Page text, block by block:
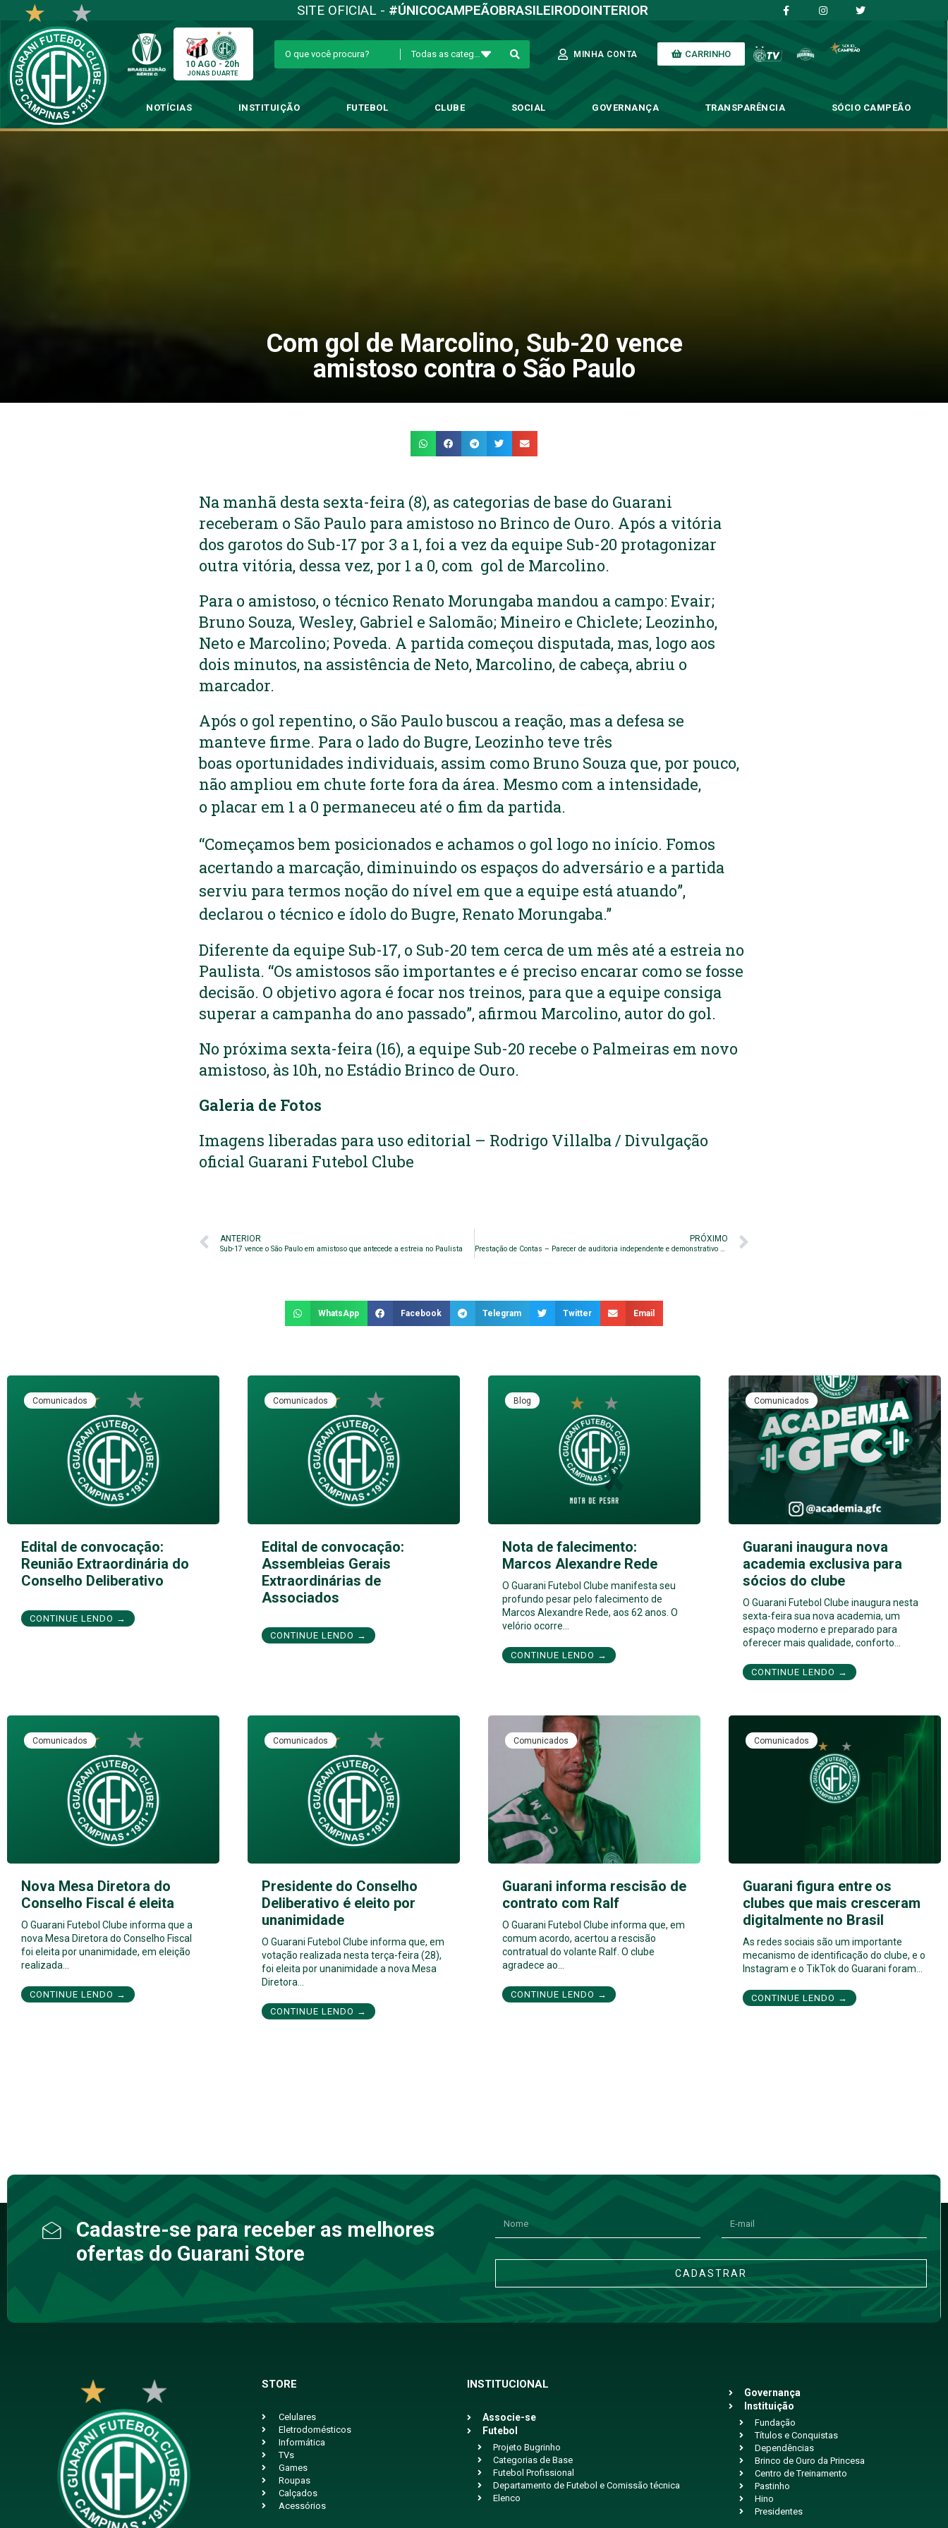
SITE OFICIAL - #ÚNICOCAMPEÃOBRASILEIRODOINTERIOR
10 AGO - 20h
JONAS DUARTE
MINHA CONTA CARRINHO
NOTÍCIAS INSTITUIÇÃO FUTEBOL CLUBE SOCIAL GOVERNANÇA TRANSPARÊNCIA SÓCIO CAMPEÃO
Com gol de Marcolino, Sub-20 vence
amistoso contra o São Paulo
Na manhã desta sexta-feira (8), as categorias de base do Guarani
receberam o São Paulo para amistoso no Brinco de Ouro. Após a vitória
dos garotos do Sub-17 por 3 a 1, foi a vez da equipe Sub-20 protagonizar
outra vitória, dessa vez, por 1 a 0, com gol de Marcolino.
Para o amistoso, o técnico Renato Morungaba mandou a campo: Evair;
Bruno Souza, Wesley, Gabriel e Salomão; Mineiro e Chiclete; Leozinho,
Neto e Marcolino; Poveda. A partida começou disputada, mas, logo aos
dois minutos, na assistência de Neto, Marcolino, de cabeça, abriu o
marcador.
Após o gol repentino, o São Paulo buscou a reação, mas a defesa se
manteve firme. Para o lado do Bugre, Leozinho teve três
boas oportunidades individuais, assim como Bruno Souza que, por pouco,
não ampliou em chute forte fora da área. Mesmo com a intensidade,
o placar em 1 a 0 permaneceu até o fim da partida.
“Começamos bem posicionados e achamos o gol logo no início. Fomos
acertando a marcação, diminuindo os espaços do adversário e a partida
serviu para termos noção do nível em que a equipe está atuando”,
declarou o técnico e ídolo do Bugre, Renato Morungaba.”
Diferente da equipe Sub-17, o Sub-20 tem cerca de um mês até a estreia no
Paulista. “Os amistosos são importantes e é preciso encarar como se fosse
decisão. O objetivo agora é focar nos treinos, para que a equipe consiga
superar a campanha do ano passado”, afirmou Marcolino, autor do gol.
No próxima sexta-feira (16), a equipe Sub-20 recebe o Palmeiras em novo
amistoso, às 10h, no Estádio Brinco de Ouro.
Galeria de Fotos
Imagens liberadas para uso editorial – Rodrigo Villalba / Divulgação
oficial Guarani Futebol Clube
ANTERIOR
Sub-17 vence o São Paulo em amistoso que antecede a estreia no Paulista
PRÓXIMO
Prestação de Contas – Parecer de auditoria independente e demonstrativo financeiro
WhatsApp Facebook Telegram Twitter Email
Comunicados
Edital de convocação:
Reunião Extraordinária do
Conselho Deliberativo
CONTINUE LENDO →
Comunicados
Edital de convocação:
Assembleias Gerais
Extraordinárias de
Associados
CONTINUE LENDO →
Blog
Nota de falecimento:
Marcos Alexandre Rede
O Guarani Futebol Clube manifesta seu
profundo pesar pelo falecimento de
Marcos Alexandre Rede, aos 62 anos. O
velório ocorre…
CONTINUE LENDO →
Comunicados
Guarani inaugura nova
academia exclusiva para
sócios do clube
O Guarani Futebol Clube inaugura nesta
sexta-feira sua nova academia, um
espaço moderno e preparado para
oferecer mais qualidade, conforto…
CONTINUE LENDO →
Comunicados
Nova Mesa Diretora do
Conselho Fiscal é eleita
O Guarani Futebol Clube informa que a
nova Mesa Diretora do Conselho Fiscal
foi eleita por unanimidade, em eleição
realizada…
CONTINUE LENDO →
Comunicados
Presidente do Conselho
Deliberativo é eleito por
unanimidade
O Guarani Futebol Clube informa que, em
votação realizada nesta terça-feira (28),
foi eleita por unanimidade a nova Mesa
Diretora…
CONTINUE LENDO →
Comunicados
Guarani informa rescisão de
contrato com Ralf
O Guarani Futebol Clube informa que, em
comum acordo, acertou a rescisão
contratual do volante Ralf. O clube
agradece ao…
CONTINUE LENDO →
Comunicados
Guarani figura entre os
clubes que mais cresceram
digitalmente no Brasil
As redes sociais são um importante
mecanismo de identificação do clube, e o
Instagram e o TikTok do Guarani foram…
CONTINUE LENDO →
Cadastre-se para receber as melhores
ofertas do Guarani Store
CADASTRAR
STORE
Celulares
Eletrodomésticos
Informática
TVs
Games
Roupas
Calçados
Acessórios
INSTITUCIONAL
Associe-se
Futebol
Projeto Bugrinho
Categorias de Base
Futebol Profissional
Departamento de Futebol e Comissão técnica
Elenco
Governança
Instituição
Fundação
Títulos e Conquistas
Dependências
Brinco de Ouro da Princesa
Centro de Treinamento
Pastinho
Hino
Presidentes